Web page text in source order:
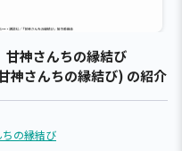
甘神さんちの縁結び
神さんちの縁結び) の紹介
の縁結び